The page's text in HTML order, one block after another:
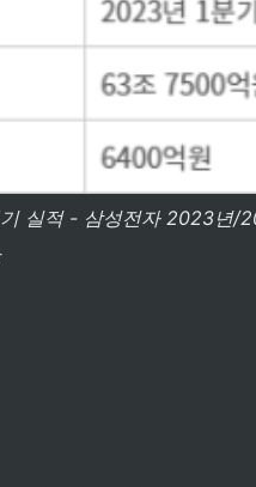
실적 - 삼성전자 2023년/